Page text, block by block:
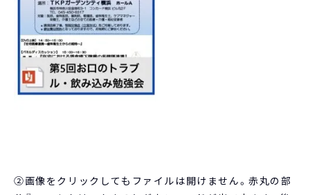
②画像をクリックしてもファイルは開けません。赤丸の部